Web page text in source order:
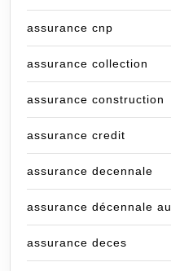
assurance cnp
assurance collection
assurance construction
assurance credit
assurance decennale
assurance décennale
assurance deces